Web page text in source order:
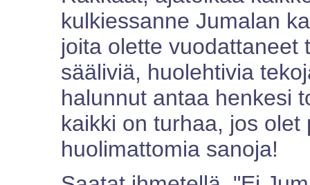
kulkiessanne Jumalan
joita olette vuodattaneet
sääliviä, huolehtivia
halunnut antaa henkesi
kaikki on turhaa, jos olet
huolimattomia sanoja!